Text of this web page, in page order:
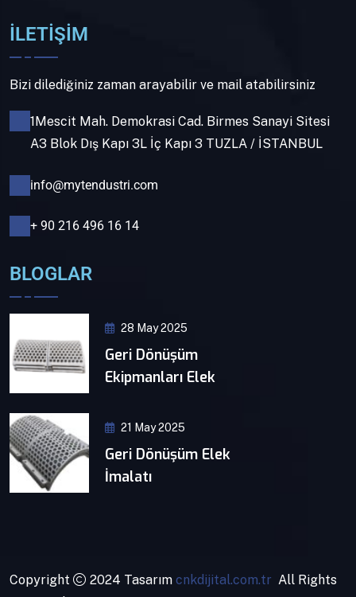
İLETİŞİM
Bizi dilediğiniz zaman arayabilir ve mail atabilirsiniz
1Mescit Mah. Demokrasi Cad. Birmes Sanayi Sitesi
A3 Blok Dış Kapı 3L İç Kapı 3 TUZLA / İSTANBUL
info@mytendustri.com
+ 90 216 496 16 14
BLOGLAR
28 May 2025
Geri Dönüşüm
Ekipmanları Elek
21 May 2025
Geri Dönüşüm Elek
İmalatı
Copyright 2024 Tasarım cnkdijital.com.tr All Rights